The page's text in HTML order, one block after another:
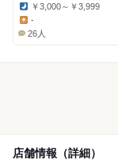
Dinner:
￥3,000～￥3,999
-
26人
店舗情報（詳細）